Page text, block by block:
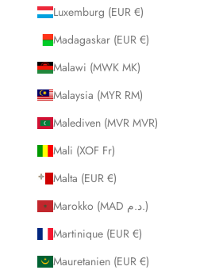
Luxemburg (EUR €)
Madagaskar (EUR €)
Malawi (MWK MK)
Malaysia (MYR RM)
Malediven (MVR MVR)
Mali (XOF Fr)
Malta (EUR €)
Marokko (MAD د.م.)
Martinique (EUR €)
Mauretanien (EUR €)